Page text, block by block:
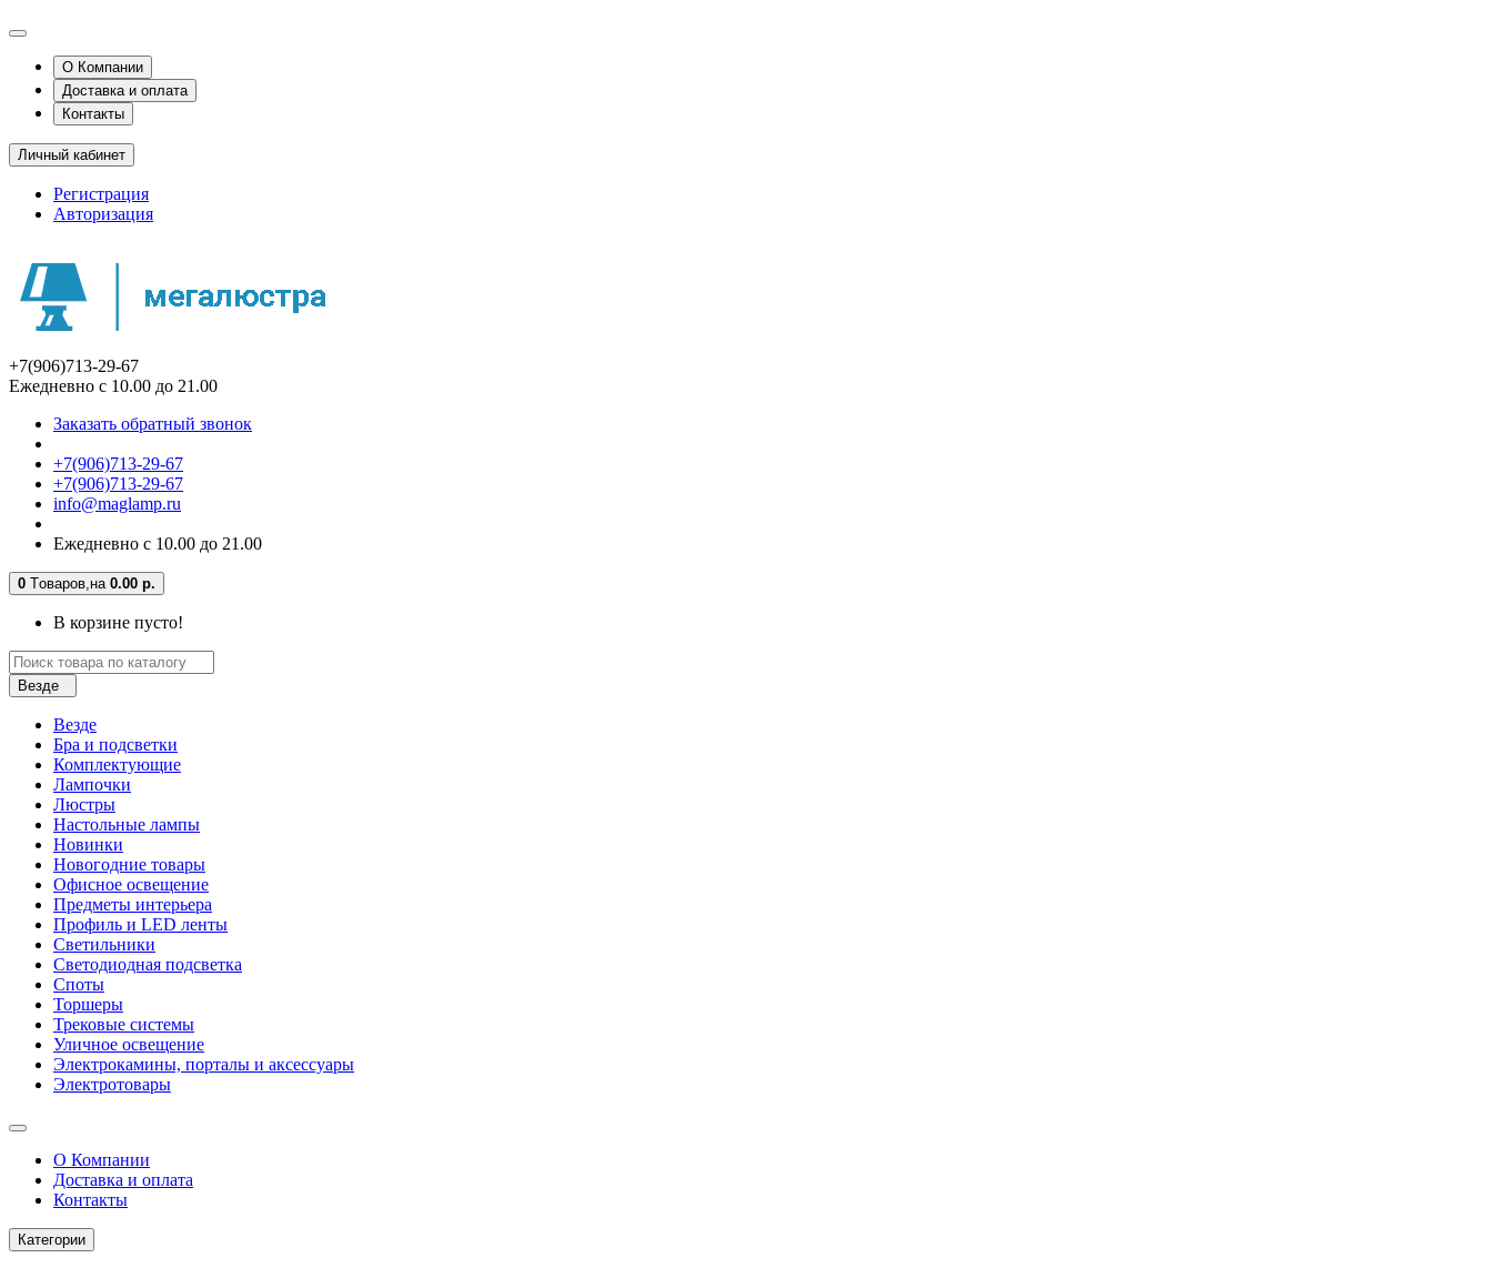
О Компании
Доставка и оплата
Контакты
Личный кабинет
Регистрация
Авторизация
+7(906)713-29-67
Ежедневно с 10.00 до 21.00
Заказать обратный звонок
+7(906)713-29-67
+7(906)713-29-67
info@maglamp.ru
Ежедневно с 10.00 до 21.00
0 Tоваров,на 0.00 р.
В корзине пусто!
Везде
Везде
Бра и подсветки
Комплектующие
Лампочки
Люстры
Настольные лампы
Новинки
Новогодние товары
Офисное освещение
Предметы интерьера
Профиль и LED ленты
Светильники
Светодиодная подсветка
Споты
Торшеры
Трековые системы
Уличное освещение
Электрокамины, порталы и аксессуары
Электротовары
О Компании
Доставка и оплата
Контакты
Категории